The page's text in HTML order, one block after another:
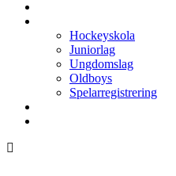
Hockeyskola
Juniorlag
Ungdomslag
Oldboys
Spelarregistrering